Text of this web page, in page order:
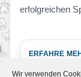
Wir verwenden
erfolgreichen
ERFAHRE